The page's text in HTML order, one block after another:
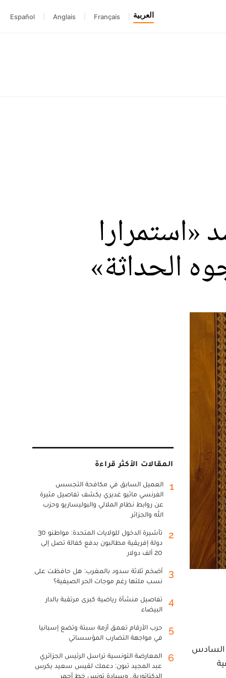
العربية Français
Anglais
Español
«استمرارا
الحداثة»
السادس
المقالات الأكثر قراءة
1
العميل السابق في مكافحة التجسس
الفرنسي ماثيو غديري يكشف تفاصيل مثيرة
عن روابط نظام الملالي والبوليساريو وحزب
الله والجزائر
2
تأشيرة الدخول للولايات المتحدة: مواطنو 30
دولة إفريقية مطالبون بدفع كفالة تصل إلى
20 ألف دولار
3
أضخم ثلاثة سدود بالمغرب: هل حافظت على
نسب ملئها رغم موجات الحر الصيفية؟
4
تفاصيل منشأة رياضية كبرى مرتقبة بالدار
البيضاء
5
حرب الأرقام تعمق أزمة سبتة وتضع إسبانيا
في مواجهة التضارب المؤسساتي
6
المعارضة التونسية تراسل الرئيس الجزائري
عبد المجيد تبون: دعمك لقيس سعيد يكرس
الدكتاتورية.. وسيادة تونس خط أحمر